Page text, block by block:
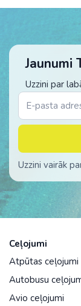
Jaunumi
Uzzini par
Uzzini vairāk
Ceļojumi
Atpūtas ceļojumi
Autobusu
Avio ceļojumi